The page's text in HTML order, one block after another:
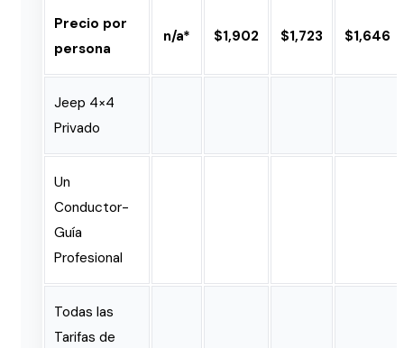
Precio por
persona
n/a* $1,902 $1,723 $1,646
Jeep 4×4
Privado
Un
Conductor-
Guía
Profesional
Todas las
Tarifas de